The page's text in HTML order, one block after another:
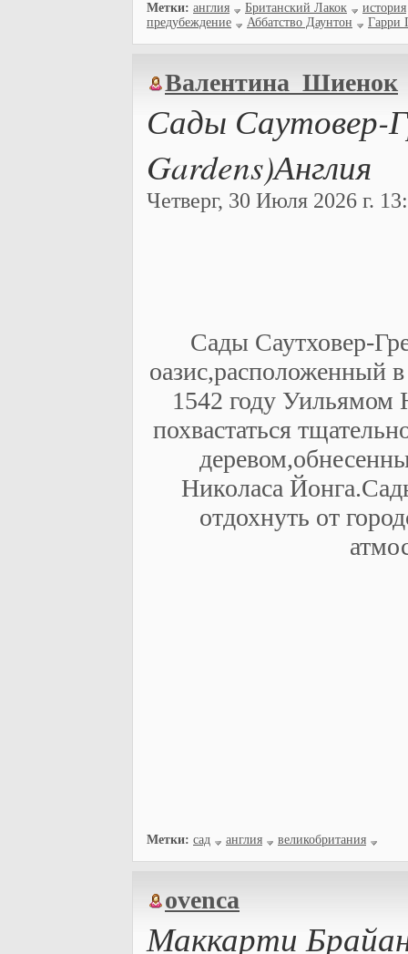
Метки: англия Британский Лакок
история
предубеждение
Аббатство Даунтон Гарри
Валентина_Шиенок
Сады Саутовер-
Gardens)Англия
Четверг, 30 Июля 2026 г.
Сады Саутховер-
оазис,расположенный
1542 году Уильямом
похвастаться
Николаса
отдохнуть от
Метки: сад англия великобритания
ovenca
Маккарти